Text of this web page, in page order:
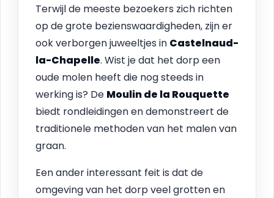
Terwijl de meeste bezoekers zich richten
op de grote bezienswaardigheden, zijn er
ook verborgen juweeltjes in Castelnaud-
la-Chapelle. Wist je dat het dorp een
oude molen heeft die nog steeds in
werking is? De Moulin de la Rouquette
biedt rondleidingen en demonstreert de
traditionele methoden van het malen van
graan.
Een ander interessant feit is dat de
omgeving van het dorp veel grotten en